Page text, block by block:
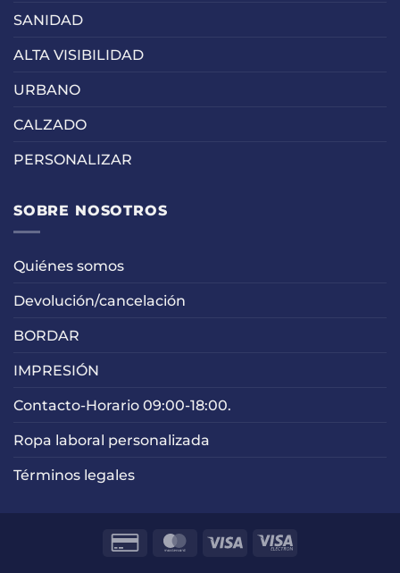
SANIDAD
ALTA VISIBILIDAD
URBANO
CALZADO
PERSONALIZAR
SOBRE NOSOTROS
Quiénes somos
Devolución/cancelación
BORDAR
IMPRESIÓN
Contacto-Horario 09:00-18:00.
Ropa laboral personalizada
Términos legales
Credit
MasterCard
Visa
Visa